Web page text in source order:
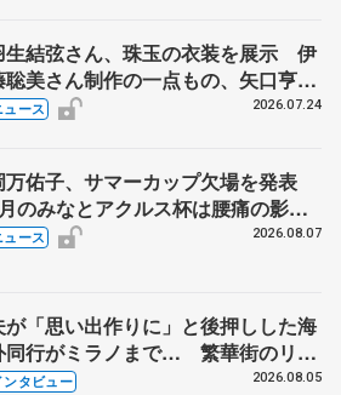
生結弦さん、珠玉の衣装を展示 伊
聡美さん制作の一点もの、矢口亨さ
が撮影
ュース 2026.07.24
万佑子、サマーカップ欠場を発表
のみなとアクルス杯は腰痛の影響
ュース 2026.08.07
が「思い出作りに」と後押しした海
同行がミラノまで… 繁華街のリン
では不良のお兄さんも味方に 小林
ンタビュー 2026.08.05